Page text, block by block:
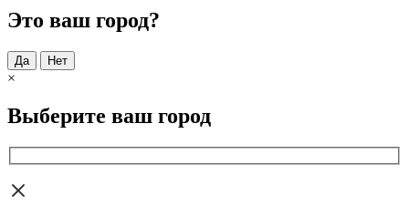
Это ваш город?
Да Нет
×
Выберите ваш город